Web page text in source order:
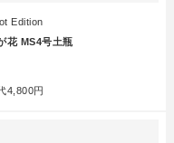
Edition
花 MS4号土瓶
4,800円